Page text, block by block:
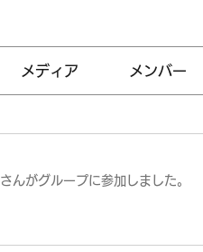
メディア メンバー
さんがグループに参加しました。